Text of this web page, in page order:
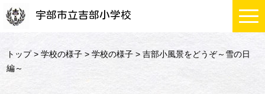
宇部市立吉部小学校
トップ>学校の様子 >学校の様子 > 吉部小風景をどうぞ～雪の日
編～